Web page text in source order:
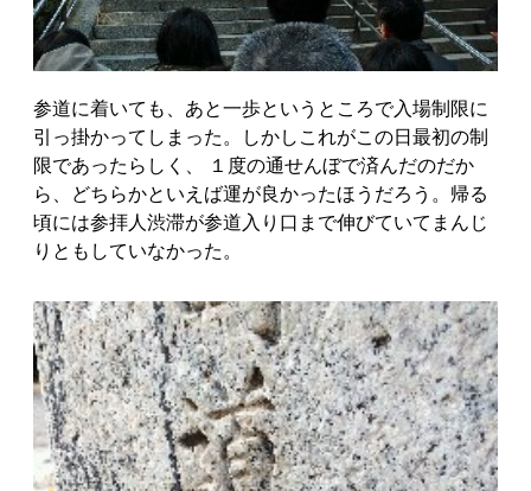
参道に着いても、あと一歩というところで入場制限に
引っ掛かってしまった。しかしこれがこの日最初の制
限であったらしく、 １度の通せんぼで済んだのだか
ら、どちらかといえば運が良かったほうだろう。帰る
頃には参拝人渋滞が参道入り口まで伸びていてまんじ
りともしていなかった。